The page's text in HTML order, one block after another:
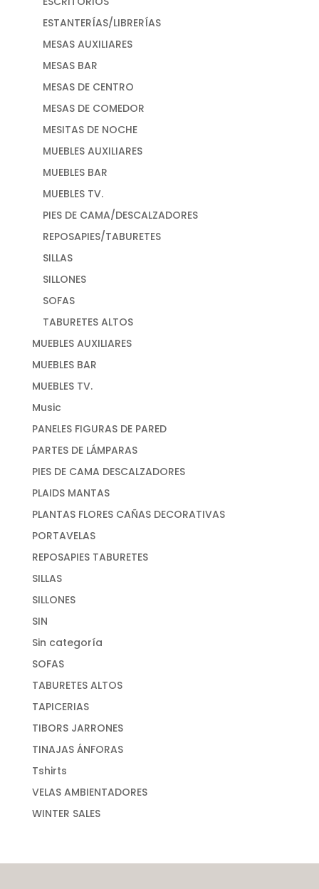
ESTANTERÍAS/LIBRERÍAS
MESAS AUXILIARES
MESAS BAR
MESAS DE CENTRO
MESAS DE COMEDOR
MESITAS DE NOCHE
MUEBLES AUXILIARES
MUEBLES BAR
MUEBLES TV.
PIES DE CAMA/DESCALZADORES
REPOSAPIES/TABURETES
SILLAS
SILLONES
SOFAS
TABURETES ALTOS
MUEBLES AUXILIARES
MUEBLES BAR
MUEBLES TV.
Music
PANELES FIGURAS DE PARED
PARTES DE LÁMPARAS
PIES DE CAMA DESCALZADORES
PLAIDS MANTAS
PLANTAS FLORES CAÑAS DECORATIVAS
PORTAVELAS
REPOSAPIES TABURETES
SILLAS
SILLONES
SIN
Sin categoría
SOFAS
TABURETES ALTOS
TAPICERIAS
TIBORS JARRONES
TINAJAS ÁNFORAS
Tshirts
VELAS AMBIENTADORES
WINTER SALES